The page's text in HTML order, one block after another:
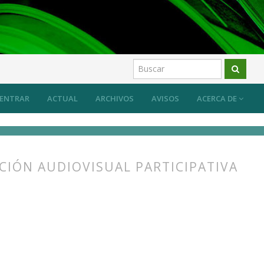
ACTUAL ARCHIVOS AVISOS ACERCA DE
ENTRAR
AUDIOVISUAL PARTICIPATIVA